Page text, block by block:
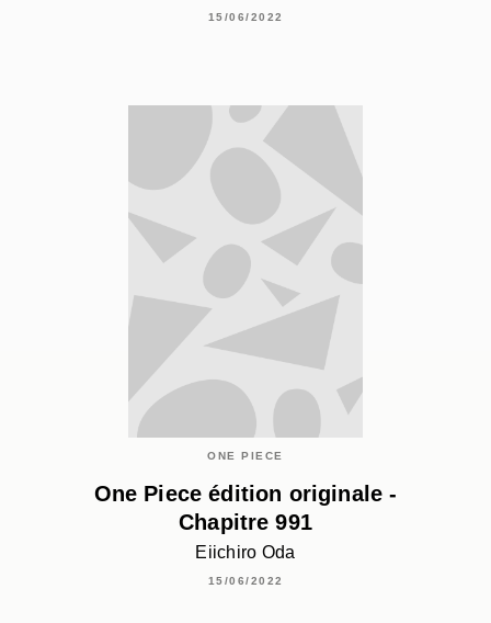
15/06/2022
ONE PIECE
One Piece édition originale -
Chapitre 991
Eiichiro Oda
15/06/2022